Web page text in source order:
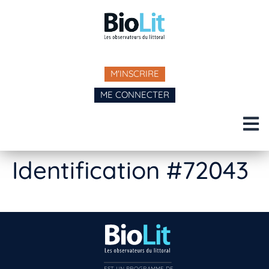
M'INSCRIRE
ME CONNECTER
Identification #72043